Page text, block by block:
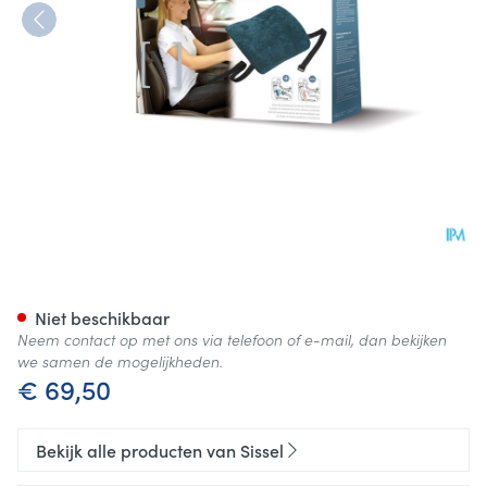
€ 69,50
Niet beschikbaar
Neem contact op met ons via telefoon of e-mail, dan bekijken
we samen de mogelijkheden.
Bekijk alle producten van Sissel